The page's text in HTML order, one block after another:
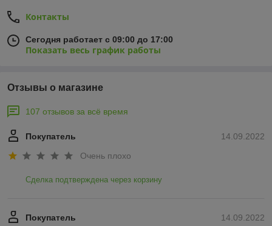
Контакты
Сегодня работает с 09:00 до 17:00
Показать весь график работы
Отзывы о магазине
107 отзывов за всё время
14.09.2022
Покупатель
Очень плохо
Сделка подтверждена через корзину
14.09.2022
Покупатель